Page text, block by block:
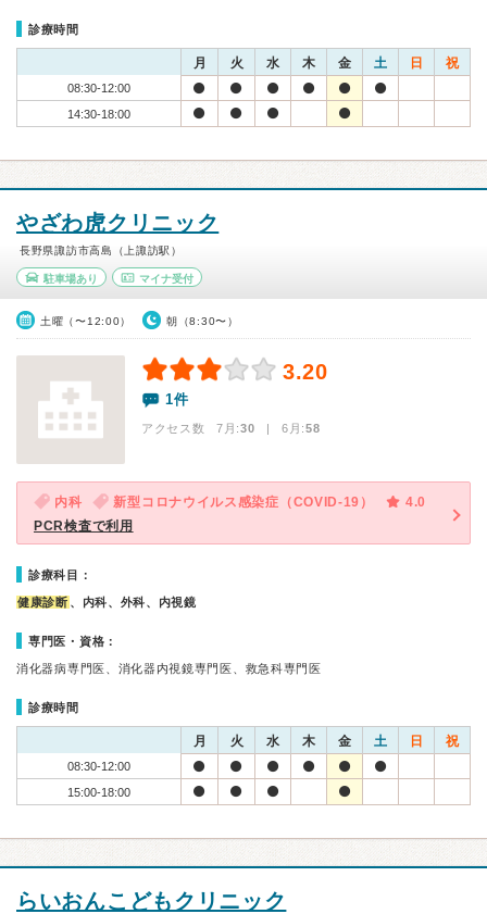
診療時間
月 火 水 木 金 土 日 祝
08:30-12:00
14:30-18:00
やざわ虎クリニック
長野県諏訪市高島（上諏訪駅）
駐車場あり マイナ受付
土曜（〜12:00） 朝（8:30〜）
3.20
1件
アクセス数 7月:30 | 6月:58
内科 新型コロナウイルス感染症（COVID-19）
4.0
PCR検査で利用
診療科目：
健康診断 、内科、外科、内視鏡
専門医・資格：
消化器病専門医、消化器内視鏡専門医、救急科専門医
診療時間
月 火 水 木 金 土 日 祝
08:30-12:00
15:00-18:00
らいおんこどもクリニック